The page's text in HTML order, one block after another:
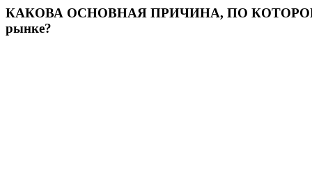
КАКОВА ОСНОВНАЯ ПРИЧИНА, ПО
рынке?